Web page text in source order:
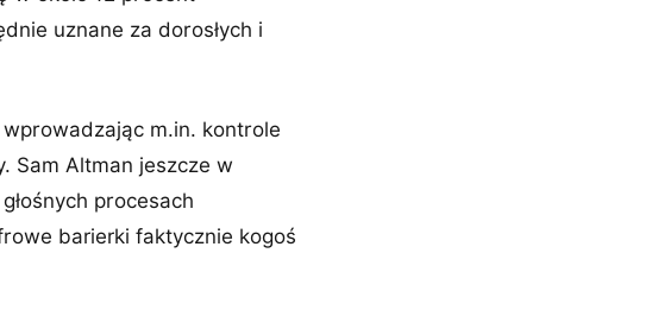
uznane za dorosłych i
wprowadzając m.in. kontrole
Sam Altman jeszcze w
procesach
barierki faktycznie kogoś